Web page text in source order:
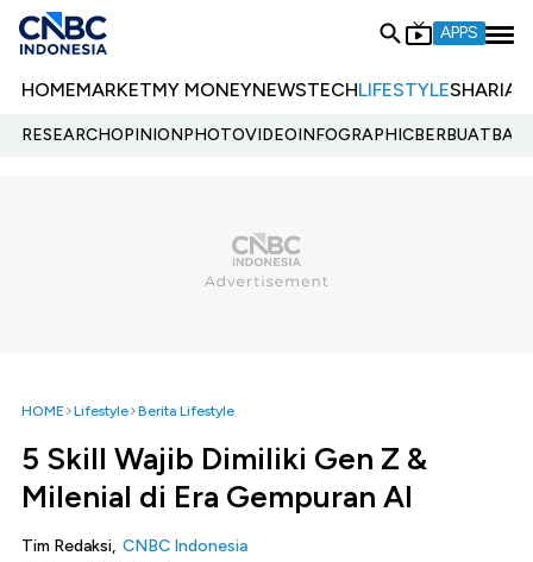
APPS
HOMEMARKETMY MONEYNEWSTECHLIFESTYLESHARIA
RESEARCHOPINIONPHOTOVIDEOINFOGRAPHIC
HOME Lifestyle Berita Lifestyle
5 Skill Wajib Dimiliki Gen Z &
Milenial di Era Gempuran AI
Tim Redaksi, CNBC Indonesia